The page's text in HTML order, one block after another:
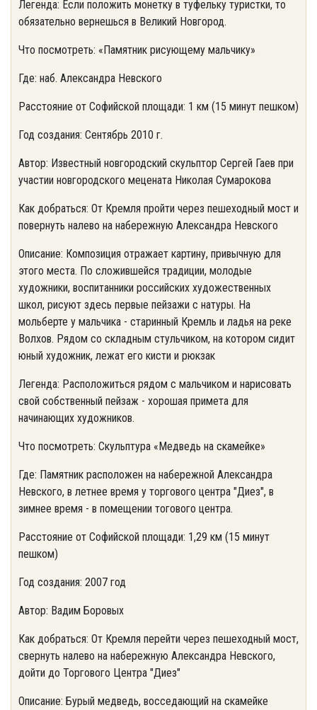
Легенда: Если положить монетку в туфельку туристки, то
обязательно вернешься в Великий Новгород.
Что посмотреть: «Памятник рисующему мальчику»
Где: наб. Александра Невского
Расстояние от Софийской площади: 1 км (15 минут пешком)
Год создания: Сентябрь 2010 г.
Автор: Известный новгородский скульптор Сергей Гаев при
участии новгородского мецената Николая Сумарокова
Как добраться: От Кремля пройти через пешеходный мост и
повернуть налево на набережную Александра Невского
Описание: Композиция отражает картину, привычную для
этого места. По сложившейся традиции, молодые
художники, воспитанники российских художественных
школ, рисуют здесь первые пейзажи с натуры. На
мольберте у мальчика - старинный Кремль и ладья на реке
Волхов. Рядом со складным стульчиком, на котором сидит
юный художник, лежат его кисти и рюкзак
Легенда: Расположиться рядом с мальчиком и нарисовать
свой собственный пейзаж - хорошая примета для
начинающих художников.
Что посмотреть: Скульптура «Медведь на скамейке»
Где: Памятник расположен на набережной Александра
Невского, в летнее время у торгового центра "Диез", в
зимнее время - в помещении тогового центра.
Расстояние от Софийской площади: 1,29 км (15 минут
пешком)
Год создания: 2007 год
Автор: Вадим Боровых
Как добраться: От Кремля перейти через пешеходный мост,
свернуть налево на набережную Александра Невского,
дойти до Торгового Центра "Диез"
Описание: Бурый медведь, восседающий на скамейке